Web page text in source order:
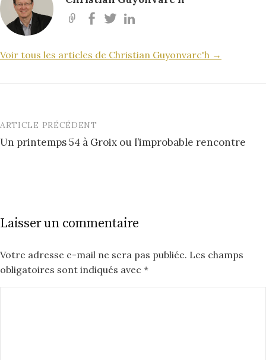
Voir tous les articles de Christian Guyonvarc'h →
Post
navigation
ARTICLE PRÉCÉDENT
Un printemps 54 à Groix ou l’improbable rencontre
Laisser un commentaire
Votre adresse e-mail ne sera pas publiée. Les champs
obligatoires sont indiqués avec *